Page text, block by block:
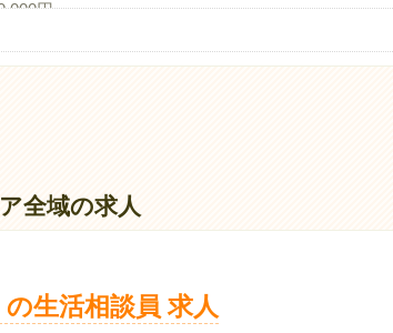
円
円
円
年2回）
あり
全域の求人
生活相談員 求人